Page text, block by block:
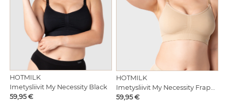
HOTMILK
Imetysliivit My Necessity Black
Hinta
59,95 €
HOTMILK
Hinta
59,95 €